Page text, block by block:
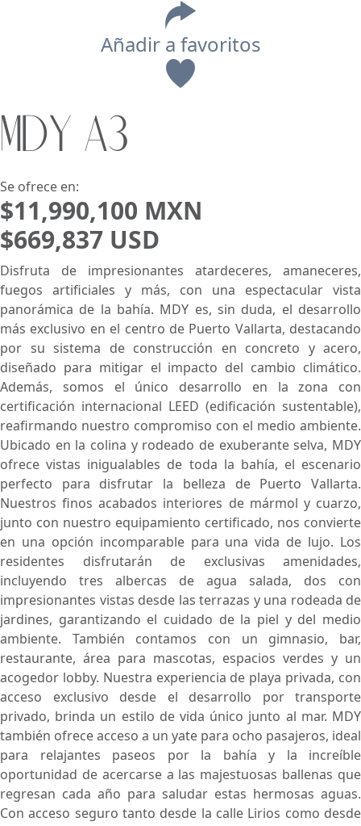
Añadir a favoritos
MDY A3
Se ofrece en:
$11,990,100 MXN
$669,837 USD
Disfruta de impresionantes atardeceres, amaneceres,
fuegos artificiales y más, con una espectacular vista
panorámica de la bahía. MDY es, sin duda, el desarrollo
más exclusivo en el centro de Puerto Vallarta, destacando
por su sistema de construcción en concreto y acero,
diseñado para mitigar el impacto del cambio climático.
Además, somos el único desarrollo en la zona con
certificación internacional LEED (edificación sustentable),
reafirmando nuestro compromiso con el medio ambiente.
Ubicado en la colina y rodeado de exuberante selva, MDY
ofrece vistas inigualables de toda la bahía, el escenario
perfecto para disfrutar la belleza de Puerto Vallarta.
Nuestros finos acabados interiores de mármol y cuarzo,
junto con nuestro equipamiento certificado, nos convierte
en una opción incomparable para una vida de lujo. Los
residentes disfrutarán de exclusivas amenidades,
incluyendo tres albercas de agua salada, dos con
impresionantes vistas desde las terrazas y una rodeada de
jardines, garantizando el cuidado de la piel y del medio
ambiente. También contamos con un gimnasio, bar,
restaurante, área para mascotas, espacios verdes y un
acogedor lobby. Nuestra experiencia de playa privada, con
acceso exclusivo desde el desarrollo por transporte
privado, brinda un estilo de vida único junto al mar. MDY
también ofrece acceso a un yate para ocho pasajeros, ideal
para relajantes paseos por la bahía y la increíble
oportunidad de acercarse a las majestuosas ballenas que
regresan cada año para saludar estas hermosas aguas.
Con acceso seguro tanto desde la calle Lirios como desde